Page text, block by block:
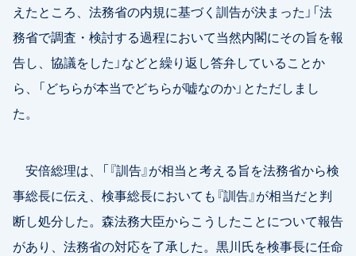
えたところ、法務省の内規に基づく訓告が決まった」「法
務省で調査・検討する過程において当然内閣にその旨を報
告し、協議をした」などと繰り返し答弁していることか
ら、「どちらが本当でどちらが嘘なのか」とただしまし
た。
安倍総理は、「『訓告』が相当と考える旨を法務省から検
事総長に伝え、検事総長においても『訓告』が相当だと判
断し処分した。森法務大臣からこうしたことについて報告
があり、法務省の対応を了承した。黒川氏を検事長に任命